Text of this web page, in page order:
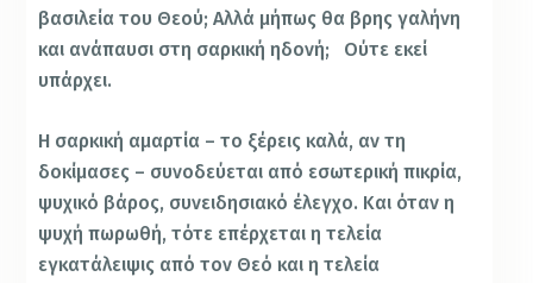
βασιλεία του Θεού; Αλλά μήπως θα βρης γαλήνη
και ανάπαυσι στη σαρκική ηδονή; Ούτε εκεί
υπάρχει.
Η σαρκική αμαρτία – το ξέρεις καλά, αν τη
δοκίμασες – συνοδεύεται από εσωτερική πικρία,
ψυχικό βάρος, συνειδησιακό έλεγχο. Και όταν η
ψυχή πωρωθή, τότε επέρχεται η τελεία
εγκατάλειψις από τον Θεό και η τελεία